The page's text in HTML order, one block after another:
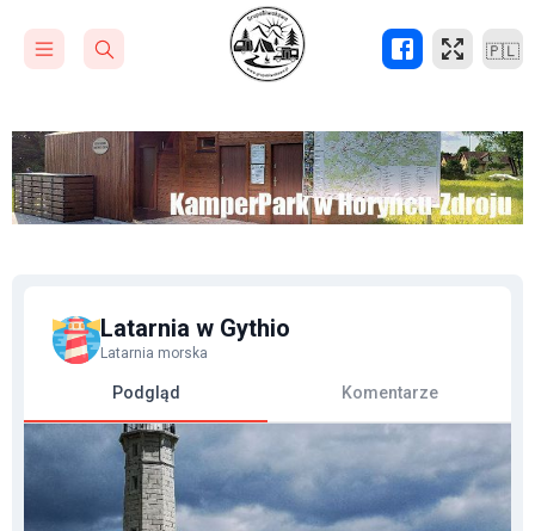
🇵🇱
Latarnia w Gythio
Latarnia morska
Podgląd Komentarze